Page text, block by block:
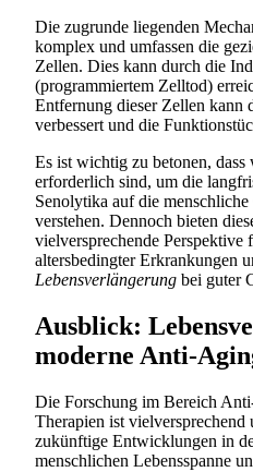
Die zugrunde liegenden
komplex und umfassen die
Zellen. Dies kann durch die
(programmiertem Zelltod)
Entfernung dieser Zellen kann
verbessert und die
Es ist wichtig zu betonen, dass
erforderlich sind, um die
Senolytika auf die
verstehen. Dennoch bieten
vielversprechende Perspektive
altersbedingter Erkrankungen
Lebensverlängerung bei guter
Ausblick:
moderne Anti-
Die Forschung im Bereich
Therapien ist
zukünftige Entwicklungen in
menschlichen Lebensspanne